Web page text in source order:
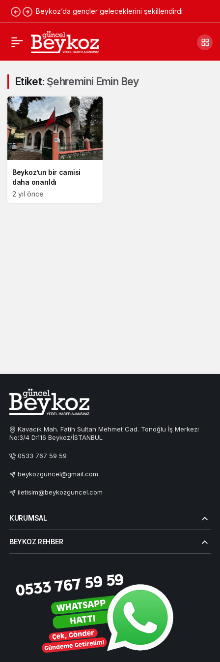
Beykoz’da gençler geleceklerini şekillendirdi
Etiket: Şehremini Emin Bey
Beykoz’un bir camisi
daha onarıldı
2 yıl önce
Kavacık Mah. Fatih Sultan Mehmet Cad. Tonoğlu İş Merkezi
No:3/4 D:116 Beykoz/İSTANBUL
0533 767 59 59
beykozguncel@gmail.com
iletisim@beykozguncel.com
KURUMSAL
BEYKOZ REHBER